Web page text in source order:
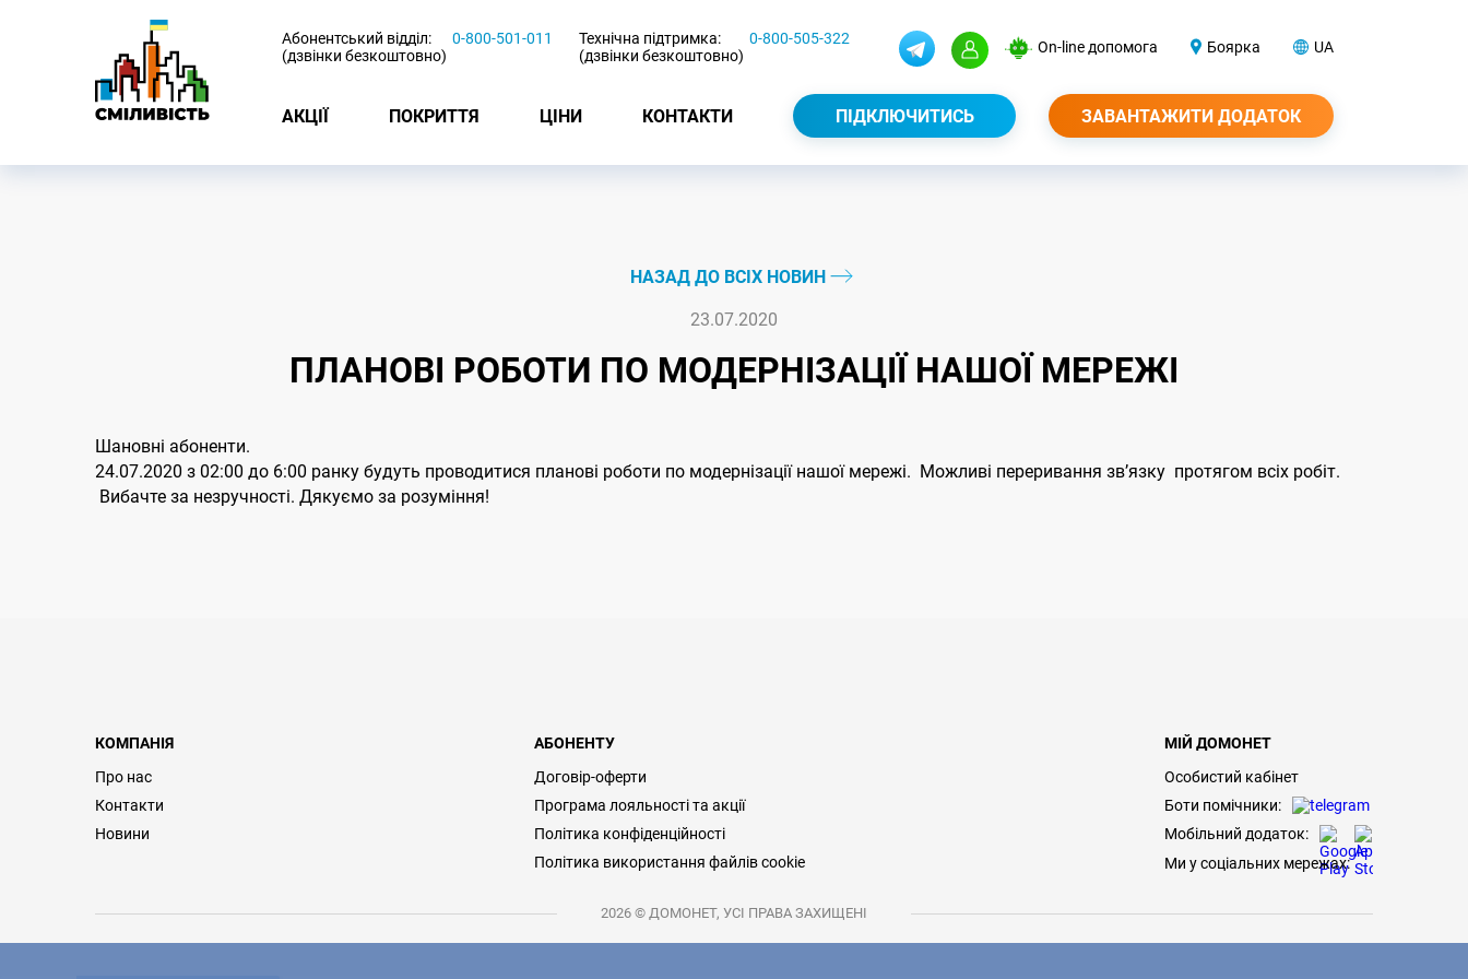
Абонентський відділ:
(дзвінки безкоштовно)
0-800-501-011
Технічна підтримка:
(дзвінки безкоштовно)
0-800-505-322 On-line допомога Боярка UA
АКЦІЇ ПОКРИТТЯ ЦІНИ КОНТАКТИ ПІДКЛЮЧИТИСЬ ЗАВАНТАЖИТИ ДОДАТОК
НАЗАД ДО ВСІХ НОВИН
23.07.2020
ПЛАНОВІ РОБОТИ ПО МОДЕРНІЗАЦІЇ НАШОЇ МЕРЕЖІ
Шановні абоненти.
24.07.2020 з 02:00 до 6:00 ранку будуть проводитися планові роботи по модернізації нашої мережі. Можливі переривання звʼязку протягом всіх робіт.
Вибачте за незручності. Дякуємо за розуміння!
КОМПАНІЯ
Про нас
Контакти
Новини
АБОНЕНТУ
Договір-оферти
Програма лояльності та акції
Політика конфіденційності
Політика використання файлів cookie
МІЙ ДОМОНЕТ
Особистий кабінет
Боти помічники:
Мобільний додаток:
Ми у соціальних мережах:
2026 © ДОМОНЕТ, УСІ ПРАВА ЗАХИЩЕНІ